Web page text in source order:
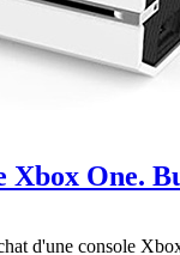
Xbox One.
d'une console